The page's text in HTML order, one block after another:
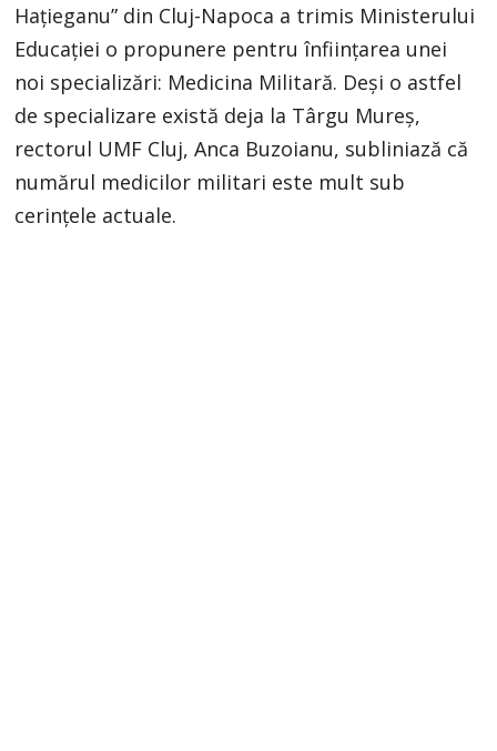
Hațieganu” din Cluj-Napoca a trimis Ministerului
Educației o propunere pentru înființarea unei
noi specializări: Medicina Militară. Deși o astfel
de specializare există deja la Târgu Mureș,
rectorul UMF Cluj, Anca Buzoianu, subliniază că
numărul medicilor militari este mult sub
cerințele actuale.